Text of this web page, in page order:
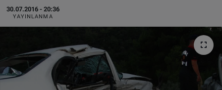
30.07.2016 - 20:36
YAYINLANMA
SAĞLIK - YAŞAM
BİLİM-TEKNOLOJİ
BİLİM-TEKNOLOJİ
SAĞLIK
FOTO GALERİ
Son Dakika Haberleri
Haber Arşivi